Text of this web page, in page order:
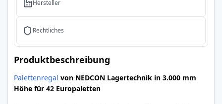
Hersteller
Rechtliches
Produktbeschreibung
Palettenregal von NEDCON Lagertechnik in 3.000 mm
Höhe für 42 Europaletten